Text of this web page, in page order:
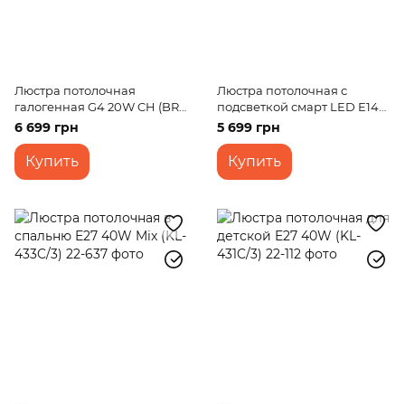
Люстра потолочная
галогенная G4 20W CH (BR-
01278C/9)
6 699 грн
Купить
Люстра потолочная с
подсветкой смарт LED E14
40W BK (BKL-624C/4)
5 699 грн
Купить